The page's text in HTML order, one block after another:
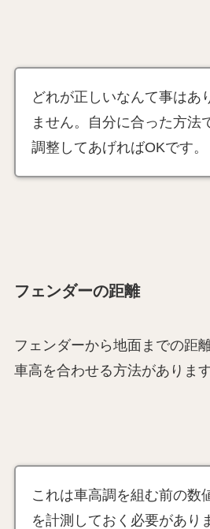
どれが正しいなんて事はあ
ません。自分に合った方法
調整してあげればOKです。
フェンダーの距離
フェンダーから地面までの距
車高を合わせる方法があります
これは車高調を組む前の数
を計測しておく必要があり